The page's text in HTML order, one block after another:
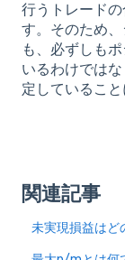
行うトレード
す。そのため
も、必ずしも
いるわけでは
定していること
関連記事
未実現損益はど